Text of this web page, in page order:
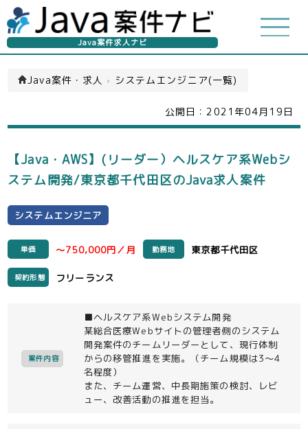
Java案件求人ナビ
Java案件・求人 › システムエンジニア(一覧)
公開日： 2021年04月19日
【Java・AWS】(リーダー）ヘルスケア系Webシ
ステム開発/東京都千代田区のJava求人案件
システムエンジニア
単価 ～750,000円／月 勤務地 東京都千代田区
契約形態 フリーランス
案件内容
■ヘルスケア系Webシステム開発
某総合医療Webサイトの管理者側のシステム
開発案件のチームリーダーとして、現行体制
からの移管推進を実施。（チーム規模は3～4
名程度）
また、チーム運営、中長期施策の検討、レビ
ュー、改善活動の推進を担当。